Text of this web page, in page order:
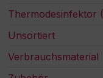
Thermodesinfektor
Unsortiert
Verbrauchsmaterial